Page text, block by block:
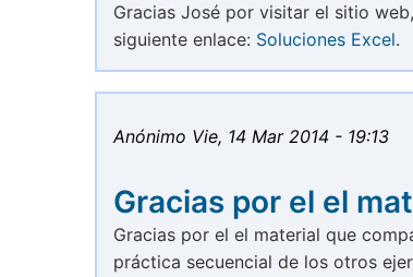
Gracias José por visitar el sitio
siguiente enlace: Soluciones Excel.
Anónimo Vie, 14 Mar 2014 - 19:13
Gracias por el el
Gracias por el el material que
práctica secuencial de los otros